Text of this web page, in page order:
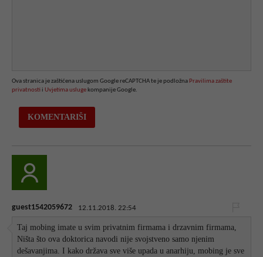
Ova stranica je zaštićena uslugom Google reCAPTCHA te je podložna Pravilima zaštite
privatnosti i Uvjetima usluge kompanije Google.
guest1542059672 12.11.2018. 22:54
Taj mobing imate u svim privatnim firmama i drzavnim firmama,
Ništa što ova doktorica navodi nije svojstveno samo njenim
dešavanjima. I kako država sve više upada u anarhiju, mobing je sve